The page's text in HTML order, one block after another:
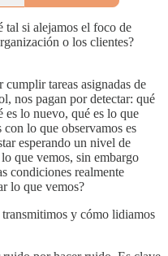
tal si alejamos el foco de
o los clientes?
tareas asignadas de
nos pagan por detectar: qué
es lo nuevo, qué es lo que
lo que observamos es
esperando un nivel de
que vemos, sin embargo
condiciones realmente
lo que vemos?
y cómo lidiamos